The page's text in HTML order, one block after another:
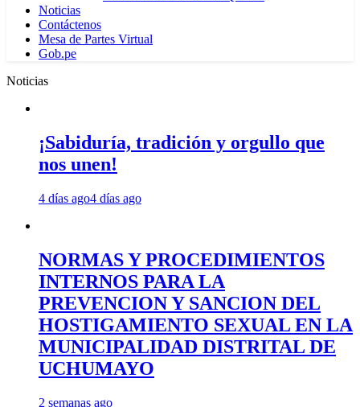
Noticias
Contáctenos
Mesa de Partes Virtual
Gob.pe
Noticias
¡Sabiduría, tradición y orgullo que
nos unen!
4 días ago4 días ago
NORMAS Y PROCEDIMIENTOS
INTERNOS PARA LA
PREVENCION Y SANCION DEL
HOSTIGAMIENTO SEXUAL EN LA
MUNICIPALIDAD DISTRITAL DE
UCHUMAYO
2 semanas ago